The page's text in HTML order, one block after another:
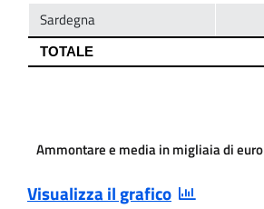
Ammontare e media in migliaia di euro